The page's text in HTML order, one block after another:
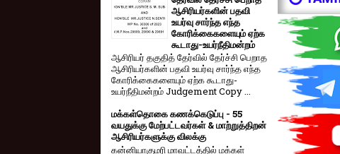
ஆசிரியர்களின் பதவி
உயர்வு சார்ந்த எந்த
கோரிக்கைகளையும் ஏற்க
கூடாது-உயர்நீதிமன்றம்
ஆசிரியர் தகுதித் தேர்வில் தேர்ச்சி பெறாத
ஆசிரியர்களின் பதவி உயர்வு சார்ந்த எந்த
கோரிக்கைகளையும் ஏற்க கூடாது-
உயர்நீதிமன்றம் Judgement Copy ...
மக்கள்தொகை கணக்கெடுப்பு - 55
வயதுக்கு மேற்பட்டவர்கள் & மாற்றுத்திறன்
ஆசிரியர்களுக்கு விலக்கு
கன்னியாகுமரி மாவட்டத்தில் மக்கள்